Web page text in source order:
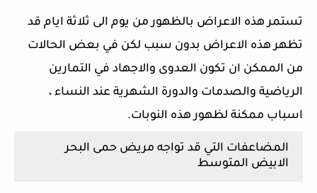
تستمر هذه الاعراض بالظهور من يوم الى ثلاثة ايام قد
تظهر هذه الاعراض بدون سبب لكن في بعض الحالات
من الممكن ان تكون العدوى والاجهاد في التمارين
الرياضية والصدمات والدورة الشهرية عند النساء ،
اسباب ممكنة لظهور هذه النوبات.
المضاعفات التي قد تواجه مريض حمى البحر
الابيض المتوسط